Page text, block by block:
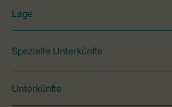
Lage
Spezielle Unterkünfte
Unterkünfte